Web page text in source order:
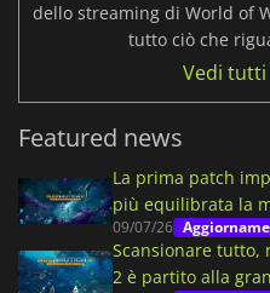
dello streaming di World of
tutto ciò che
Vedi
Featured news
La prima patch
più equilibrata la
09/07/26
Scansionare tutto,
2 è partito alla